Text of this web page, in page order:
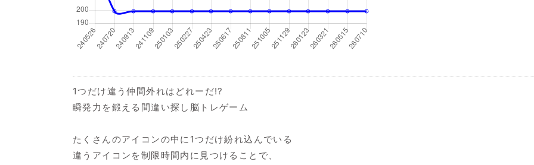
1つだけ違う仲間外れはどれーだ!?
瞬発力を鍛える間違い探し脳トレゲーム
たくさんのアイコンの中に1つだけ紛れ込んでいる
違うアイコンを制限時間内に見つけることで、